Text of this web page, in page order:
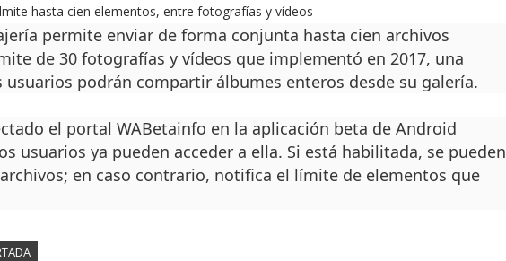
hasta cien elementos, entre fotografías y vídeos
permite enviar de forma conjunta hasta cien archivos
de 30 fotografías y vídeos que implementó en 2017, una
usuarios podrán compartir álbumes enteros desde su galería.
el portal WABetainfo en la aplicación beta de Android
usuarios ya pueden acceder a ella. Si está habilitada, se pueden
en caso contrario, notifica el límite de elementos que